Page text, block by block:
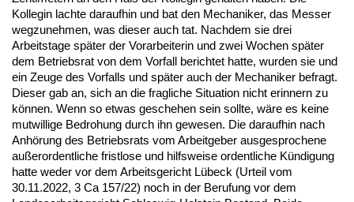
Kollegin lachte daraufhin und bat den Mechaniker, das Messer
wegzunehmen, was dieser auch tat. Nachdem sie drei
Arbeitstage später der Vorarbeiterin und zwei Wochen später
dem Betriebsrat von dem Vorfall berichtet hatte, wurden sie und
ein Zeuge des Vorfalls und später auch der Mechaniker befragt.
Dieser gab an, sich an die fragliche Situation nicht erinnern zu
können. Wenn so etwas geschehen sein sollte, wäre es keine
mutwillige Bedrohung durch ihn gewesen. Die daraufhin nach
Anhörung des Betriebsrats vom Arbeitgeber ausgesprochene
außerordentliche fristlose und hilfsweise ordentliche Kündigung
hatte weder vor dem Arbeitsgericht Lübeck (Urteil vom
30.11.2022, 3 Ca 157/22) noch in der Berufung vor dem